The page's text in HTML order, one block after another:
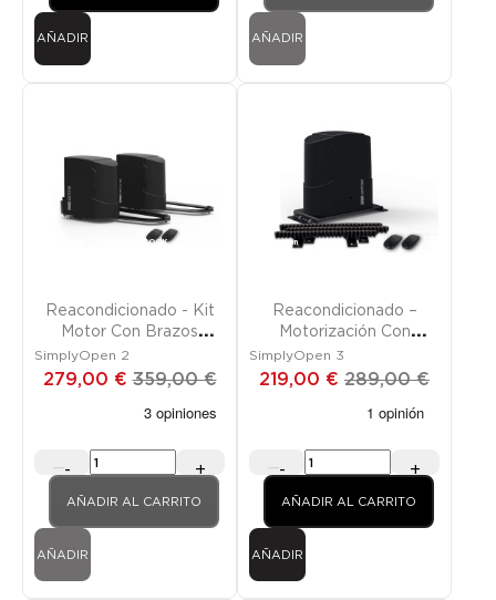
AÑADIR AÑADIR
FUERA DE STOCK
Reacondicionado - Kit
Motor Con Brazos
Articulados Para Cancela
Dos Batientes
SimplyOpen 2
279,00 € 359,00 €
- +
AÑADIR AL CARRITO
AÑADIR
Promoción
Reacondicionado –
Motorización Con
Cremallera Para Cancela
Corredera
SimplyOpen 3
219,00 € 289,00 €
- +
AÑADIR AL CARRITO
AÑADIR